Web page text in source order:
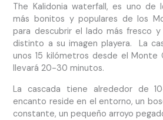
The Kalidonia waterfall, es uno de
más bonitos y populares de los
para descubrir el lado más fresco
distinto a su imagen playera. La
unos 15 kilómetros desde el
llevará 20-30 minutos.
La cascada tiene alrededor de
encanto reside en el entorno, un
constante, un pequeño arroyo